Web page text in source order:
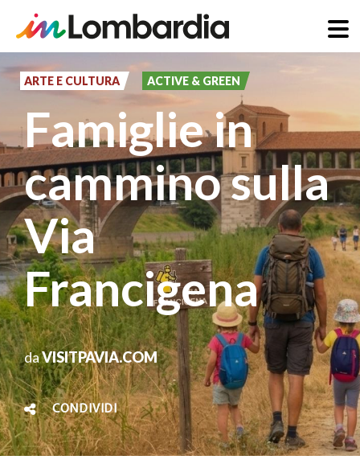
Salta
principale
ARTE E CULTURA ACTIVE & GREEN
Famiglie in
cammino sulla
Via
Francigena
daVISITPAVIA.COM
CONDIVIDI